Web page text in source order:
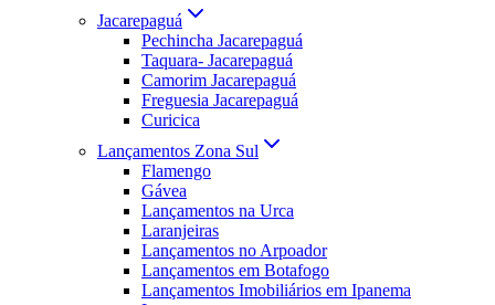
Jacarepaguá
Pechincha Jacarepaguá
Taquara- Jacarepaguá
Camorim Jacarepaguá
Freguesia Jacarepaguá
Curicica
Lançamentos Zona Sul
Flamengo
Gávea
Lançamentos na Urca
Laranjeiras
Lançamentos no Arpoador
Lançamentos em Botafogo
Lançamentos Imobiliários em Ipanema